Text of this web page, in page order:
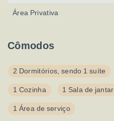
Cômodos
2 Dormitórios, sendo 1 suíte
1 Cozinha 1 Sala de jantar
1 Área de serviço
Área Privativa